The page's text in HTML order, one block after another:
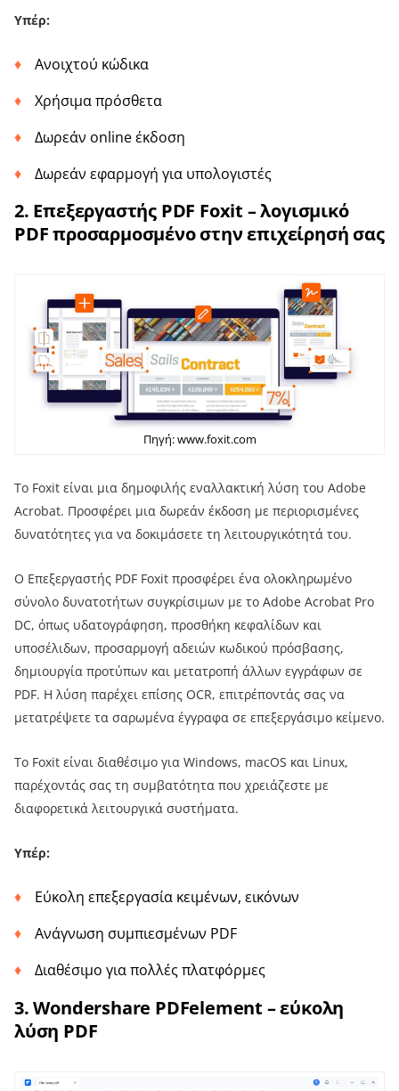
Υπέρ:
Ανοιχτού κώδικα
Χρήσιμα πρόσθετα
Δωρεάν online έκδοση
Δωρεάν εφαρμογή για υπολογιστές
2. Επεξεργαστής PDF Foxit – λογισμικό
PDF προσαρμοσμένο στην επιχείρησή σας
Πηγή: www.foxit.com
Το Foxit είναι μια δημοφιλής εναλλακτική λύση του Adobe
Acrobat. Προσφέρει μια δωρεάν έκδοση με περιορισμένες
δυνατότητες για να δοκιμάσετε τη λειτουργικότητά του.
Ο Επεξεργαστής PDF Foxit προσφέρει ένα ολοκληρωμένο
σύνολο δυνατοτήτων συγκρίσιμων με το Adobe Acrobat Pro
DC, όπως υδατογράφηση, προσθήκη κεφαλίδων και
υποσέλιδων, προσαρμογή αδειών κωδικού πρόσβασης,
δημιουργία προτύπων και μετατροπή άλλων εγγράφων σε
PDF. Η λύση παρέχει επίσης OCR, επιτρέποντάς σας να
μετατρέψετε τα σαρωμένα έγγραφα σε επεξεργάσιμο κείμενο.
Το Foxit είναι διαθέσιμο για Windows, macOS και Linux,
παρέχοντάς σας τη συμβατότητα που χρειάζεστε με
διαφορετικά λειτουργικά συστήματα.
Υπέρ:
Εύκολη επεξεργασία κειμένων, εικόνων
Ανάγνωση συμπιεσμένων PDF
Διαθέσιμο για πολλές πλατφόρμες
3. Wondershare PDFelement – εύκολη
λύση PDF